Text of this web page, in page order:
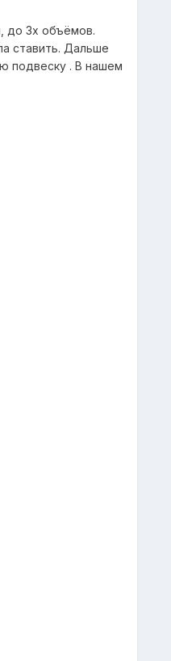
до 3х объёмов.
ставить. Дальше
подвеску . В нашем